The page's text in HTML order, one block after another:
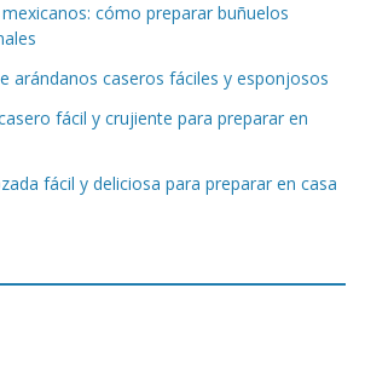
cómo preparar buñuelos
arándanos caseros fáciles y esponjosos
fácil y crujiente para preparar en
fácil y deliciosa para preparar en casa